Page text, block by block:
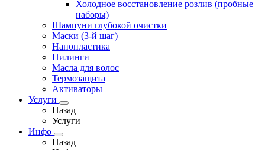
Холодное восстановление розлив (пробные
наборы)
Шампуни глубокой очистки
Маски (3-й шаг)
Нанопластика
Пилинги
Масла для волос
Термозащита
Активаторы
Услуги
Назад
Услуги
Инфо
Назад